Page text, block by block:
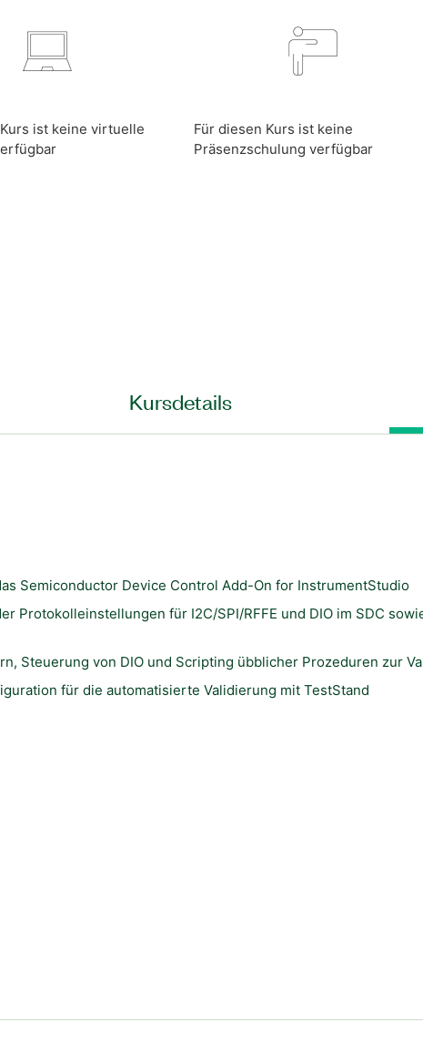
ist keine virtuelle
Für diesen Kurs ist keine
Präsenzschulung verfügbar
Kursdetails
Semiconductor Device Control Add-On for InstrumentStudio
Protokolleinstellungen für I2C/SPI/RFFE und DIO im SDC
Steuerung von DIO und Scripting übblicher Prozeduren zur
für die automatisierte Validierung mit TestStand